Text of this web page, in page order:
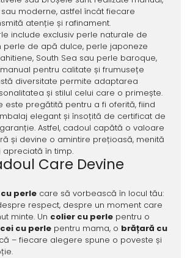
moderne, astfel încât fiecare
atenție și rafinament.
include exclusiv perle naturale de
perle de apă dulce, perle japoneze
South Sea sau perle baroque,
pentru calitate și frumusețe
diversitate permite adaptarea
și stilul celui care o primește.
este pregătită pentru a fi oferită, fiind
elegant și însoțită de certificat de
Astfel, cadoul capătă o valoare
și devine o amintire prețioasă, menită
apreciată în timp.
Care Devine
perlecare să vorbească în locul tău:
respect, despre un moment care
minte. Un colier cu perlepentru o
cu perlepentru mama, o brățară cu
– fiecare alegere spune o poveste și